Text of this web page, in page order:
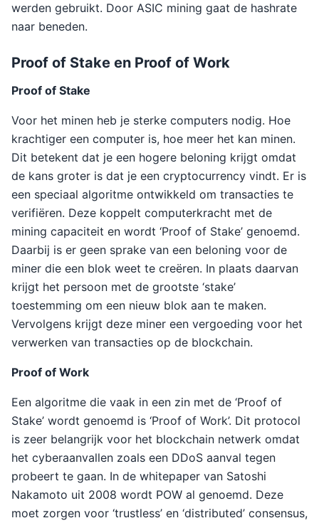
werden gebruikt. Door ASIC mining gaat de hashrate
naar beneden.
Proof of Stake en Proof of Work
Proof of Stake
Voor het minen heb je sterke computers nodig. Hoe
krachtiger een computer is, hoe meer het kan minen.
Dit betekent dat je een hogere beloning krijgt omdat
de kans groter is dat je een cryptocurrency vindt. Er is
een speciaal algoritme ontwikkeld om transacties te
verifiëren. Deze koppelt computerkracht met de
mining capaciteit en wordt ‘Proof of Stake’ genoemd.
Daarbij is er geen sprake van een beloning voor de
miner die een blok weet te creëren. In plaats daarvan
krijgt het persoon met de grootste ‘stake’
toestemming om een nieuw blok aan te maken.
Vervolgens krijgt deze miner een vergoeding voor het
verwerken van transacties op de blockchain.
Proof of Work
Een algoritme die vaak in een zin met de ‘Proof of
Stake’ wordt genoemd is ‘Proof of Work’. Dit protocol
is zeer belangrijk voor het blockchain netwerk omdat
het cyberaanvallen zoals een DDoS aanval tegen
probeert te gaan. In de whitepaper van Satoshi
Nakamoto uit 2008 wordt POW al genoemd. Deze
moet zorgen voor ‘trustless’ en ‘distributed’ consensus,